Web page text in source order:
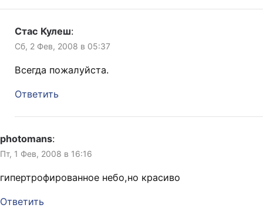
Стас Кулеш:
Сб, 2 Фев, 2008 в 05:37
Всегда пожалуйста.
Ответить
photomans:
Пт, 1 Фев, 2008 в 16:16
гипертрофированное небо,но красиво
Ответить